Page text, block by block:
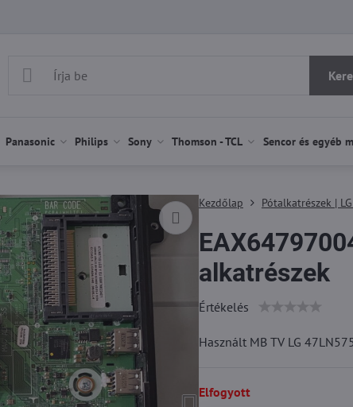
Panasonic Philips Sony Thomson - TCL Sencor és egyéb
Kezdőlap Pótalkatrészek |
alkatrészek
Értékelés
Használt MB TV LG
Elfogyott